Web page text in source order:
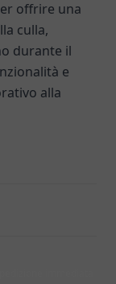
offrire una
culla,
durante il
e
alla